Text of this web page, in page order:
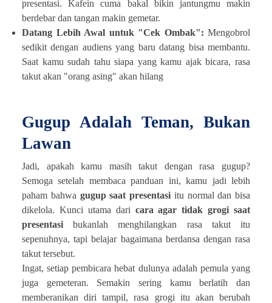
presentasi. Kafein cuma bakal bikin jantungmu makin
berdebar dan tangan makin gemetar.
Datang Lebih Awal untuk "Cek Ombak": Mengobrol
sedikit dengan audiens yang baru datang bisa membantu.
Saat kamu sudah tahu siapa yang kamu ajak bicara, rasa
takut akan "orang asing" akan hilang
Gugup Adalah Teman, Bukan
Lawan
Jadi, apakah kamu masih takut dengan rasa gugup?
Semoga setelah membaca panduan ini, kamu jadi lebih
paham bahwa gugup saat presentasi itu normal dan bisa
dikelola. Kunci utama dari cara agar tidak grogi saat
presentasi bukanlah menghilangkan rasa takut itu
sepenuhnya, tapi belajar bagaimana berdansa dengan rasa
takut tersebut.
Ingat, setiap pembicara hebat dulunya adalah pemula yang
juga gemeteran. Semakin sering kamu berlatih dan
memberanikan diri tampil, rasa grogi itu akan berubah